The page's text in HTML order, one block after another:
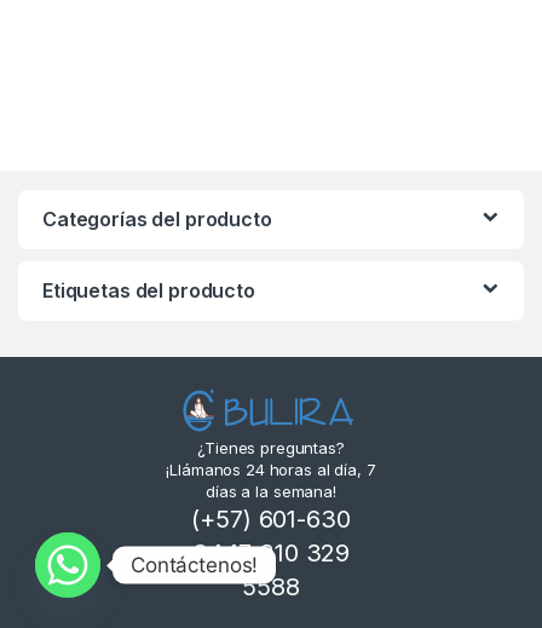
Categorías del producto
Etiquetas del producto
¿Tienes preguntas?
¡Llámanos 24 horas al día, 7
días a la semana!
(+57) 601-630
3447 310 329
5588
Contáctenos!